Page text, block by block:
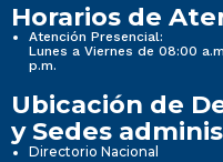
Horarios de
Atención Presencial:
Lunes a Viernes de 08:00
p.m.
Ubicación de
y Sedes
Directorio Nacional